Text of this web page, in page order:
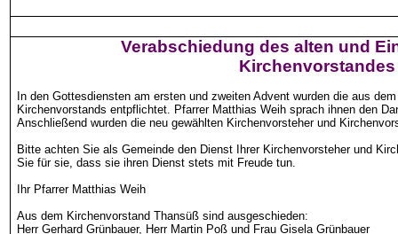
Verabschiedung des alten und
Kirchenvorstandes
In den Gottesdiensten am ersten und zweiten Advent wurden die aus
Kirchenvorstands entpflichtet. Pfarrer Matthias Weih sprach ihnen den
Anschließend wurden die neu gewählten Kirchenvorsteher und
Bitte achten Sie als Gemeinde den Dienst Ihrer Kirchenvorsteher und
Sie für sie, dass sie ihren Dienst stets mit Freude tun.
Ihr Pfarrer Matthias Weih
Aus dem Kirchenvorstand Thansüßsind ausgeschieden:
Herr Gerhard Grünbauer, Herr Martin Poß und Frau Gisela Grünbauer